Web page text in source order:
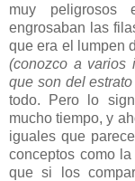
muy peligrosos
engrosaban las
que era el lumpen
(conozco a varios
que son del
todo. Pero lo
mucho tiempo, y
iguales que
conceptos como
que si los